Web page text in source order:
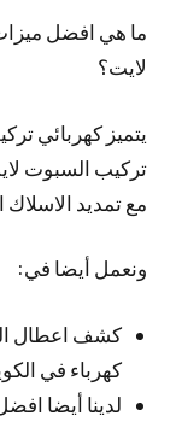
ما هي افضل
لايت؟
يتميز كهربائي
تركيب السبوت
مع تمديد الاسلاك
ونعمل أيضا في:
كشف اعطال
كهرباء في
لدينا أيضا